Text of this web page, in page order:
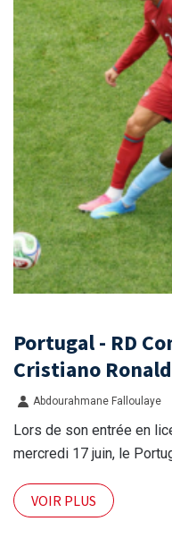
Portugal - RD
Cristiano
niveau
Abdourahmane Falloulaye
Lors de son entrée en
mercredi 17 juin, le
VOIR PLUS